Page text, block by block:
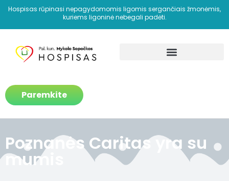
Hospisas rūpinasi nepagydomomis ligomis sergančiais žmonėmis,
kuriems ligoninė nebegali padėti.
Paremkite
Poznanės Caritas yra su
mumis